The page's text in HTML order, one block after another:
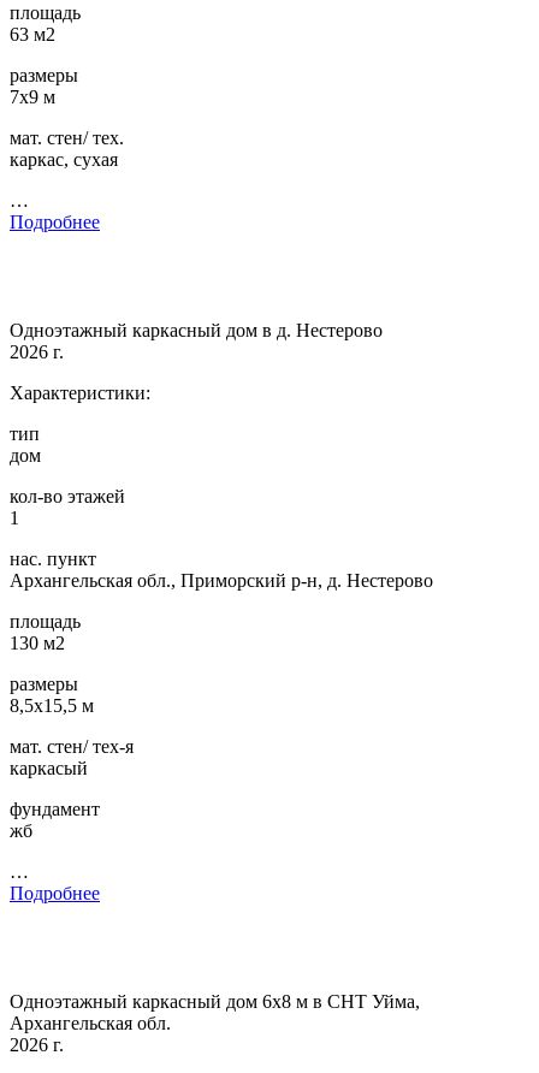
площадь
63 м2
размеры
7х9 м
мат. стен/ тех.
каркас, сухая
…
Подробнее
Одноэтажный каркасный дом в д. Нестерово
2026 г.
Характеристики:
тип
дом
кол-во этажей
1
нас. пункт
Архангельская обл., Приморский р-н, д. Нестерово
площадь
130 м2
размеры
8,5х15,5 м
мат. стен/ тех-я
каркасый
фундамент
жб
…
Подробнее
Одноэтажный каркасный дом 6х8 м в СНТ Уйма,
Архангельская обл.
2026 г.